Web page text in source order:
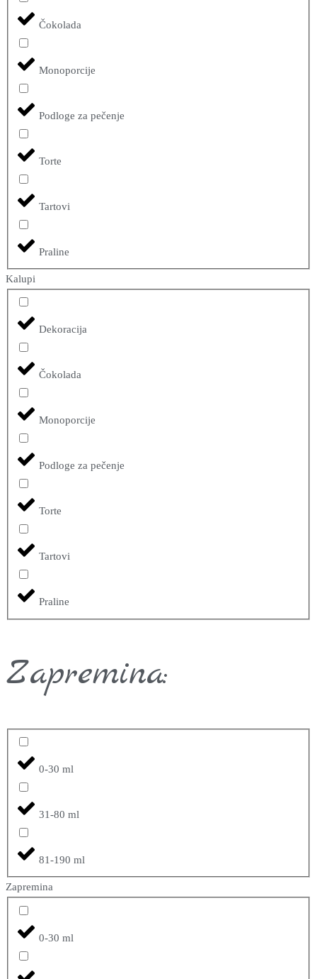
Čokolada
Monoporcije
Podloge za pečenje
Torte
Tartovi
Praline
Kalupi
Dekoracija
Čokolada
Monoporcije
Podloge za pečenje
Torte
Tartovi
Praline
Zapremina:
0-30 ml
31-80 ml
81-190 ml
Zapremina
0-30 ml